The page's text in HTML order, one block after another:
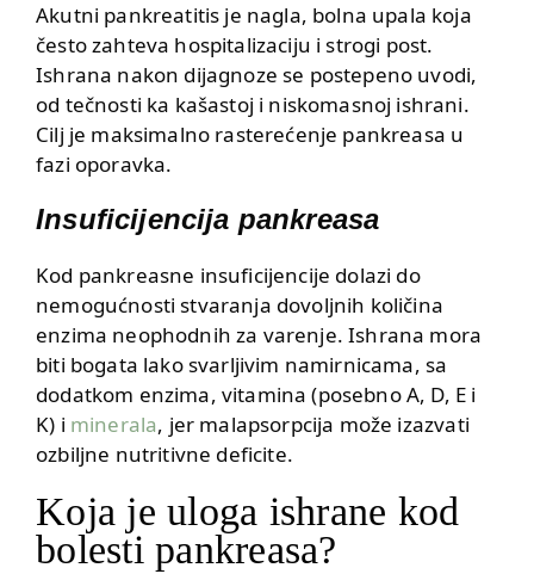
Akutni pankreatitis je nagla, bolna upala koja
često zahteva hospitalizaciju i strogi post.
Ishrana nakon dijagnoze se postepeno uvodi,
od tečnosti ka kašastoj i niskomasnoj ishrani.
Cilj je maksimalno rasterećenje pankreasa u
fazi oporavka.
Insuficijencija pankreasa
Kod pankreasne insuficijencije dolazi do
nemogućnosti stvaranja dovoljnih količina
enzima neophodnih za varenje. Ishrana mora
biti bogata lako svarljivim namirnicama, sa
dodatkom enzima, vitamina (posebno A, D, E i
K) i minerala, jer malapsorpcija može izazvati
ozbiljne nutritivne deficite.
Koja je uloga ishrane kod
bolesti pankreasa?